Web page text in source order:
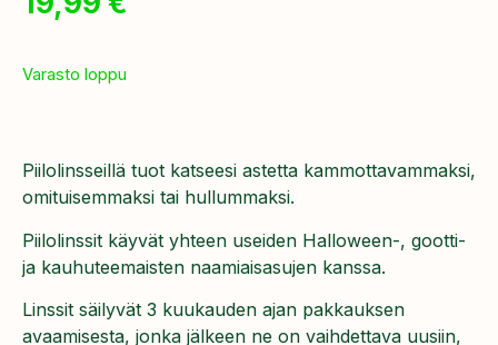
Varasto loppu
Piilolinsseillä tuot katseesi astetta kammottavammaksi,
omituisemmaksi tai hullummaksi.
Piilolinssit käyvät yhteen useiden Halloween-, gootti-
ja kauhuteemaisten naamiaisasujen kanssa.
Linssit säilyvät 3 kuukauden ajan pakkauksen
avaamisesta, jonka jälkeen ne on vaihdettava uusiin,